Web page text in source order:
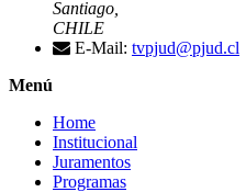
Santiago,
CHILE
E-Mail: tvpjud@pjud.cl
Menú
Home
Institucional
Juramentos
Programas